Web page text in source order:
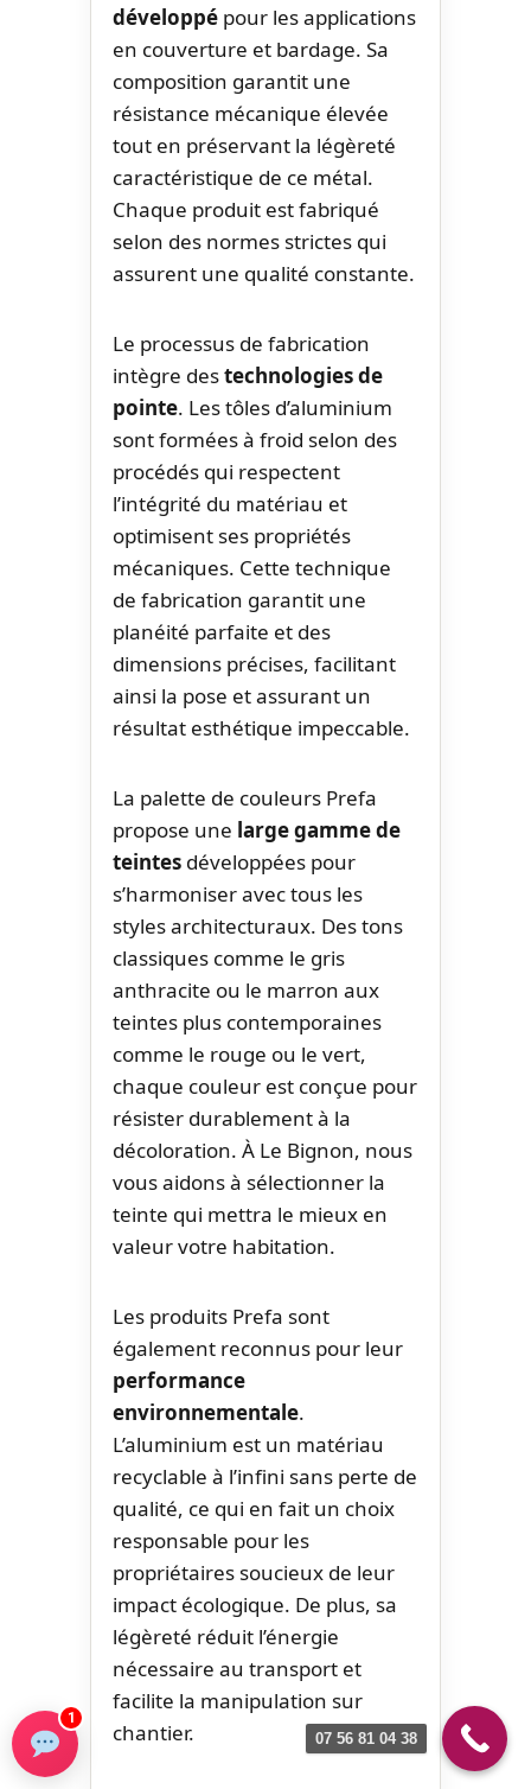
développé pour les applications
en couverture et bardage. Sa
composition garantit une
résistance mécanique élevée
tout en préservant la légèreté
caractéristique de ce métal.
Chaque produit est fabriqué
selon des normes strictes qui
assurent une qualité constante.
Le processus de fabrication
intègre destechnologies de
pointe. Les tôles d’aluminium
sont formées à froid selon des
procédés qui respectent
l’intégrité du matériau et
optimisent ses propriétés
mécaniques. Cette technique
de fabrication garantit une
planéité parfaite et des
dimensions précises, facilitant
ainsi la pose et assurant un
résultat esthétique impeccable.
La palette de couleurs Prefa
propose une large gamme de
teintes développées pour
s’harmoniser avec tous les
styles architecturaux. Des tons
classiques comme le gris
anthracite ou le marron aux
teintes plus contemporaines
comme le rouge ou le vert,
chaque couleur est conçue pour
résister durablement à la
décoloration. À Le Bignon, nous
vous aidons à sélectionner la
teinte qui mettra le mieux en
valeur votre habitation.
Les produits Prefa sont
également reconnus pour leur
performance
environnementale.
L’aluminium est un matériau
recyclable à l’infini sans perte de
qualité, ce qui en fait un choix
responsable pour les
propriétaires soucieux de leur
impact écologique. De plus, sa
légèreté réduit l’énergie
nécessaire au transport et
facilite la manipulation sur
chantier.
07 56 81 04 38
1